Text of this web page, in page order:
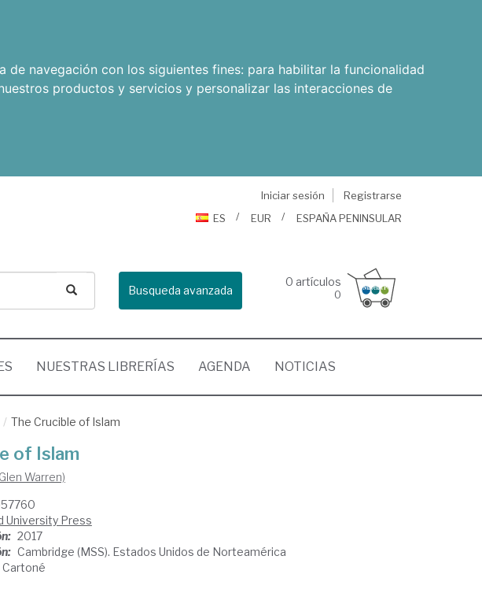
navegación con los siguientes fines: para habilitar la funcionalidad
productos y servicios y personalizar las interacciones de
Iniciar sesión
Registrarse
ES
EUR ESPAÑA PENINSULAR
Busqueda avanzada
0 artículos
0
NUESTRAS LIBRERÍAS AGENDA NOTICIAS
The Crucible of Islam
of Islam
Warren)
University Press
2017
Cambridge (MSS). Estados Unidos de Norteamérica
Cartoné